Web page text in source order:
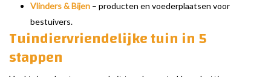
Vlinders & Bijen – producten en voederplaatsen voor
bestuivers.
Tuindiervriendelijke tuin in 5
stappen